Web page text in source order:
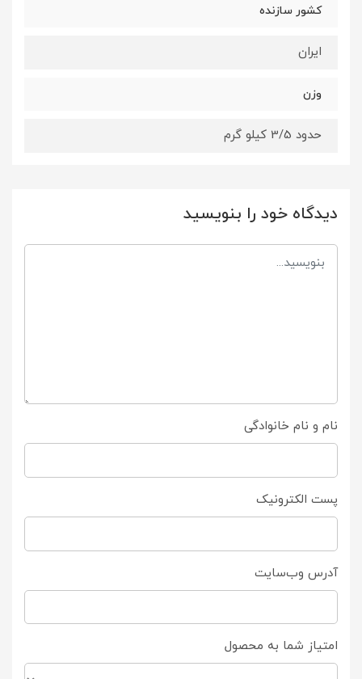
کشور سازنده
ایران
وزن
حدود 3/5 کیلو گرم
دیدگاه خود را بنویسید
نام و نام خانوادگی
پست الکترونیک
آدرس وب‌سایت
امتیاز شما به محصول